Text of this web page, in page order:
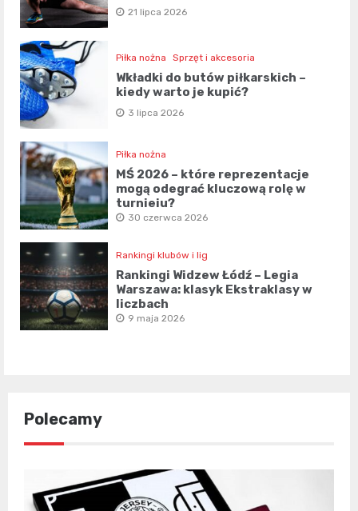
21 lipca 2026
Piłka nożna Sprzęt i akcesoria
Wkładki do butów piłkarskich –
kiedy warto je kupić?
3 lipca 2026
Piłka nożna
MŚ 2026 – które reprezentacje
mogą odegrać kluczową rolę w
turnieju?
30 czerwca 2026
Rankingi klubów i lig
Rankingi Widzew Łódź – Legia
Warszawa: klasyk Ekstraklasy w
liczbach
9 maja 2026
Polecamy